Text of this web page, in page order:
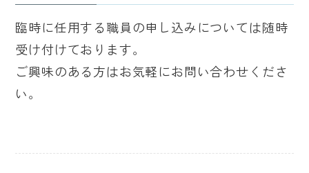
臨時に任用する職員の申し込みについては随時
受け付けております。
ご興味のある方はお気軽にお問い合わせくださ
い。